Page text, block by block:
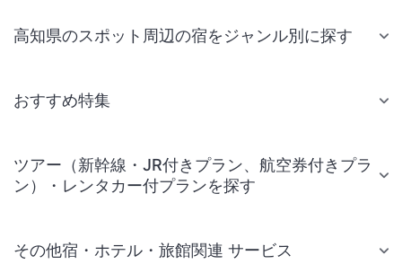
高知県のスポット周辺の宿をジャンル別に探す
おすすめ特集
ツアー（新幹線・JR付きプラン、航空券付きプラ
ン）・レンタカー付プランを探す
その他宿・ホテル・旅館関連 サービス